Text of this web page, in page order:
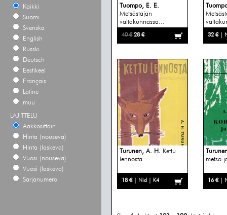
Kaikki
Suomi
Svenska
English
Russki
Deutsch
Eestikeel
Français
Latine
muu
LAJITTELU
Aakkosittain
Hinta (nouseva)
Hinta (laskeva)
Vuosi (nouseva)
Vuosi (laskeva)
Sarjanumero
Tuompo, E. E.
Metsästäjän
valtakunnassa...
40 €28 € 32 € |
Turunen, A. H. Kettu
lennosta
18 € | Nid | K4
metso
16 € |